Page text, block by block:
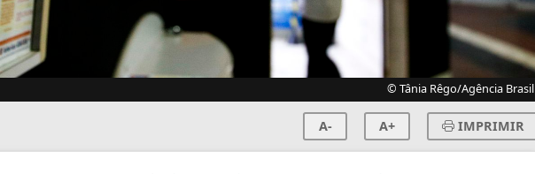
© Tânia Rêgo/Agência Brasil
A- A+ IMPRIMIR